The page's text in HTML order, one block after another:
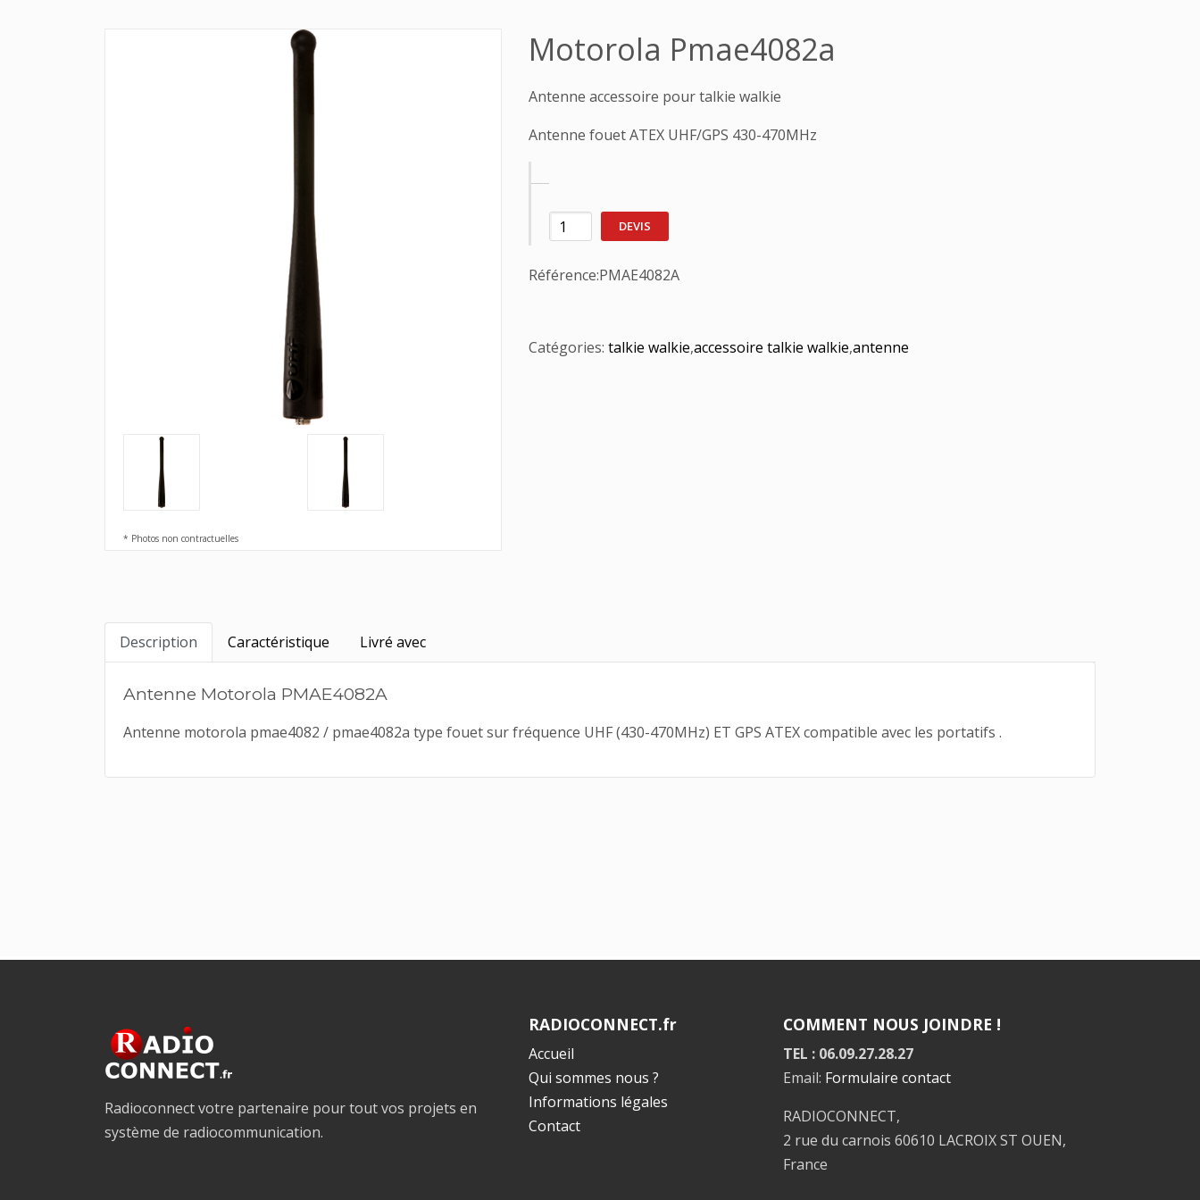
* Photos non contractuelles
Motorola Pmae4082a
Antenne accessoire pour talkie walkie
Antenne fouet ATEX UHF/GPS 430-470MHz
DEVIS
Référence:PMAE4082A
Catégories: talkie walkie,accessoire talkie walkie,antenne
Description Caractéristique Livré avec
Antenne Motorola PMAE4082A
Antenne motorola pmae4082 / pmae4082a type fouet sur fréquence UHF (430-470MHz) ET GPS ATEX compatible avec les portatifs .
Radioconnect votre partenaire pour tout vos projets en
système de radiocommunication.
RADIOCONNECT.fr
Accueil
Qui sommes nous ?
Informations légales
Contact
COMMENT NOUS JOINDRE !
TEL : 06.09.27.28.27
Email: Formulaire contact
RADIOCONNECT,
2 rue du carnois 60610 LACROIX ST OUEN,
France